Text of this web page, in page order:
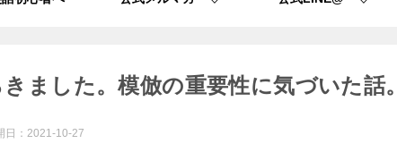
ました。模倣の重要性に気づいた話。
日： 2021-10-27